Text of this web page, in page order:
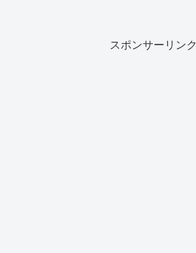
スポンサーリンク